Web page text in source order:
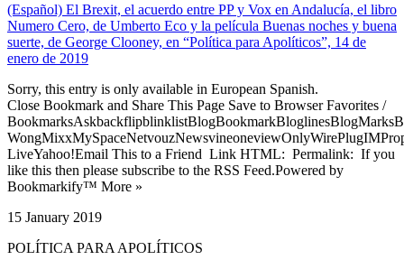
(Español) El Brexit, el acuerdo entre PP y Vox en Andalucía, el libro
Numero Cero, de Umberto Eco y la película Buenas noches y buena
suerte, de George Clooney, en “Política para Apolíticos”, 14 de
enero de 2019
Sorry, this entry is only available in European Spanish.
Close Bookmark and Share This Page Save to Browser Favorites /
LiveYahoo!Email This to a Friend Link HTML: Permalink: If you
like this then please subscribe to the RSS Feed.Powered by
Bookmarkify™ More »
15 January 2019
POLÍTICA PARA APOLÍTICOS